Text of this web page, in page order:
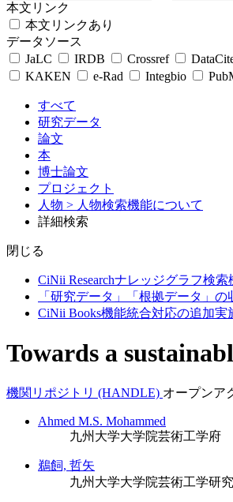
本文リンク
本文リンクあり
データソース
JaLC
IRDB Crossref
KAKEN
e-Rad Integbio
すべて
研究データ
論文
本
博士論文
プロジェクト
人物 > 人物検索機能について
詳細検索
閉じる
CiNii Researchナレッジグラフ検
「研究データ」「根拠データ」の
CiNii Books機能統合対応の追加実
Towards a
機関リポジトリ (HANDLE) オープンア
Ahmed M.S. Mohammed
九州大学大学院芸術工学府
鵜飼, 哲矢
九州大学大学院芸術工学研